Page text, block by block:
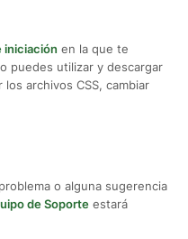
iniciación en la que te
puedes utilizar y descargar
archivos CSS, cambiar
o alguna sugerencia
de Soporte estará